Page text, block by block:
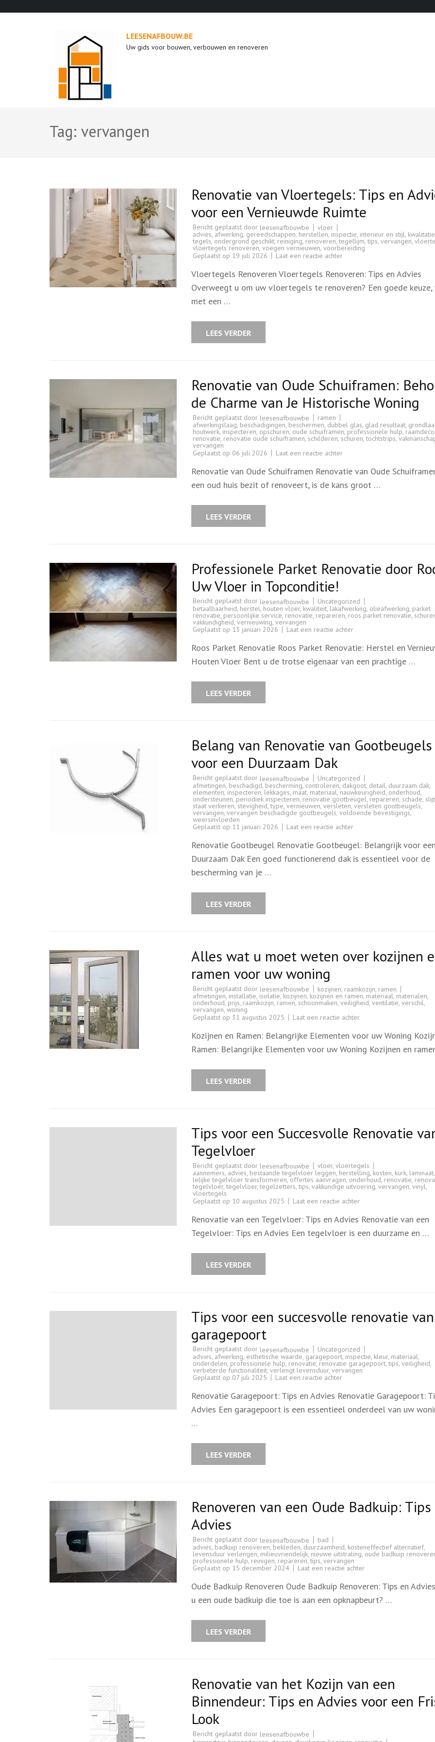
LEESENAFBOUW.BE
Uw gids voor bouwen, verbouwen en renoveren
Tag: vervangen
Renovatie van Vloertegels: Tips en
voor een Vernieuwde Ruimte
Bericht geplaatst door leesenafbouwbe
vloer
advies, afwerking, gereedschappen, herstellen, inspectie, interieur en stijl,
tegels, ondergrond geschikt, reiniging, renoveren,tegellijm,tips, vervangen,
vloertegels renoveren, voegen vernieuwen, voorbereiding
Geplaatst op 19 juli 2026 Laat een reactie achterop
Vloertegels:
en
Vloertegels Renoveren Vloertegels Renoveren: Tips en Advies
Overweegt u om uw vloertegels te renoveren? Een goede
met een …
LEES VERDER
Renovatie van Oude Schuiframen:
de Charme van Je Historische Woning
Bericht geplaatst door leesenafbouwbe
ramen
afwerkingslaag, beschadigingen, beschermen, dubbel glas, glad resultaat,
houtwerk, inspecteren, opschuren, oude schuiframen, professionele hulp,
renovatie, renovatie oude schuiframen, schilderen, schuren,tochtstrips,
vervangen
Geplaatst op 06 juli 2026 Laat een reactie achterop
Oude
Behoud
Renovatie van Oude Schuiframen Renovatie van Oude
een oud huis bezit of renoveert, is de kans groot …
LEES VERDER
Professionele Parket Renovatie door
Uw Vloer in Topconditie!
Bericht geplaatst door leesenafbouwbe
Uncategorized
betaalbaarheid, herstel, houten vloer, kwaliteit, lakafwerking, olieafwerking, parket
renovatie, persoonlijke service, renovatie, repareren, roos parket renovatie,
vakkundigheid, vernieuwing, vervangen
Geplaatst op 13 januari 2026 Laat een reactie achterop
Renovatie
Roos:
Roos Parket Renovatie Roos Parket Renovatie: Herstel en
Houten Vloer Bent u de trotse eigenaar van een prachtige …
LEES VERDER
Belang van Renovatie van Gootbeugels
voor een Duurzaam Dak
Bericht geplaatst door leesenafbouwbe
Uncategorized
afmetingen beschadigd bescherming controleren dakgoot detail duurzaam dak
elementen inspecteren lekkages maat materiaal nauwkeurigheid onderhoud
ondersteunen ,periodiek inspecteren renovatie gootbeugel repareren schade
staat verkeren ,stevigheid ,type vernieuwen versleten versleten gootbeugels
vervangen vervangen beschadigde gootbeugels voldoende bevestigings,
weersinvloeden
Geplaatst op 11 januari 2026 Laat een reactie achterop
Renovatie
Gootbeugels
Renovatie Gootbeugel Renovatie Gootbeugel: Belangrijk voor een
Duurzaam Dak Een goed functionerend dak is essentieel voor de
bescherming van je …
LEES VERDER
Alles wat u moet weten over kozijnen
ramen voor uw woning
Bericht geplaatst door leesenafbouwbe kozijnen raamkozijn ramen
afmetingen, installatie, isolatie, kozijnen, kozijnen en ramen, materiaal, materialen,
onderhoud, prijs, raamkozijn, ramen, schoonmaken, veiligheid, ventilatie, verschil,
vervangen, woning
Geplaatst op 31 augustus 2025 Laat een reactie achterop
u
weten
Kozijnen en Ramen: Belangrijke Elementen voor uw Woning
Ramen: Belangrijke Elementen voor uw Woning Kozijnen en
LEES VERDER
Tips voor een Succesvolle Renovatie
Tegelvloer
Bericht geplaatst door leesenafbouwbe vloer, vloertegels
aannemers, advies, bestaande tegelvloer leggen, herstelling, kosten, kurk, laminaat,
lelijke tegelvloer transformeren,offertes aanvragen, onderhoud, renovatie,
tegelvloer,tegelvloer,tegelzetters,tips, vakkundige uitvoering, vervangen, vinyl,
vloertegels
Geplaatst op 10 augustus 2025 Laat een reactie achterop
een
Renovatie
Renovatie van een Tegelvloer: Tips en Advies Renovatie van een
Tegelvloer: Tips en Advies Een tegelvloer is een duurzame en …
LEES VERDER
Tips voor een succesvolle renovatie
garagepoort
Bericht geplaatst door leesenafbouwbe
Uncategorized
advies, afwerking, esthetische waarde, garagepoort, inspectie, kleur, materiaal,
onderdelen, professionele hulp, renovatie, renovatie garagepoort,tips, veiligheid,
verbeterde functionaliteit, verlengt levensduur, vervangen
Geplaatst op 07 juli 2025 Laat een reactie achterop
een
renovatie
Renovatie Garagepoort: Tips en Advies Renovatie Garagepoort:
Advies Een garagepoort is een essentieel onderdeel van uw
…
LEES VERDER
Renoveren van een Oude Badkuip: Tips
Advies
Bericht geplaatst door leesenafbouwbe
bad
advies badkuip renoveren bekleden duurzaamheid kosteneffectief alternatief
levensduur verlengen milieuvriendelijk nieuwe uitstraling oude badkuip
professionele hulp, reinigen repareren ,tips vervangen
Geplaatst op 15 december 2024 Laat een reactie achterop
een
Badkuip:
Oude Badkuip Renoveren Oude Badkuip Renoveren: Tips en
u een oude badkuip die toe is aan een opknapbeurt? …
LEES VERDER
Renovatie van het Kozijn van een
Binnendeur: Tips en Advies voor een
Look
Bericht geplaatst door leesenafbouwbe